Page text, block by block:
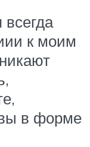
к моим
в форме